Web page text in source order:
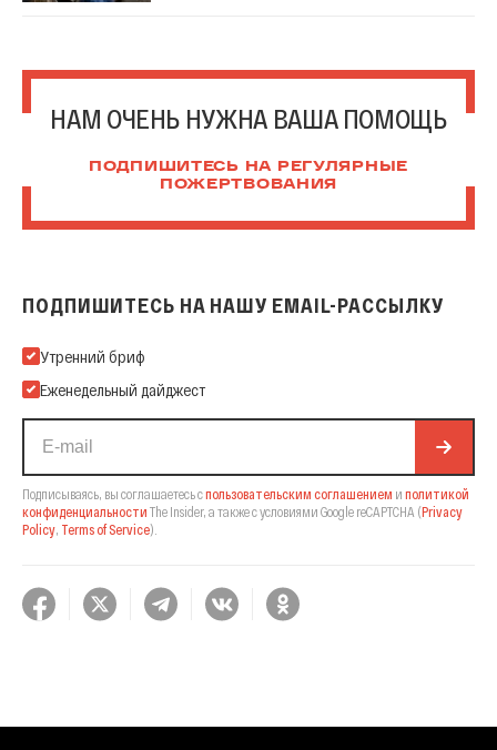
НАМ ОЧЕНЬ НУЖНА ВАША ПОМОЩЬ
ПОДПИШИТЕСЬ НА РЕГУЛЯРНЫЕ
ПОЖЕРТВОВАНИЯ
ПОДПИШИТЕСЬ НА НАШУ EMAIL-РАССЫЛКУ
Подпишитесь на нашу Email-рассылку
Утренний бриф
Еженедельный дайджест
Подписываясь, вы соглашаетесь спользовательским соглашением и политикой
конфиденциальности The Insider, а также с условиями Google reCAPTCHA (Privacy
Policy, Terms of Service).